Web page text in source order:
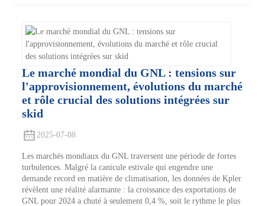
Le marché mondial du GNL : tensions sur
l'approvisionnement, évolutions du marché
et rôle crucial des solutions intégrées sur
skid
2025-07-08
Les marchés mondiaux du GNL traversent une période de fortes
turbulences. Malgré la canicule estivale qui engendre une
demande record en matière de climatisation, les données de Kpler
révèlent une réalité alarmante : la croissance des exportations de
GNL pour 2024 a chuté à seulement 0,4 %, soit le rythme le plus